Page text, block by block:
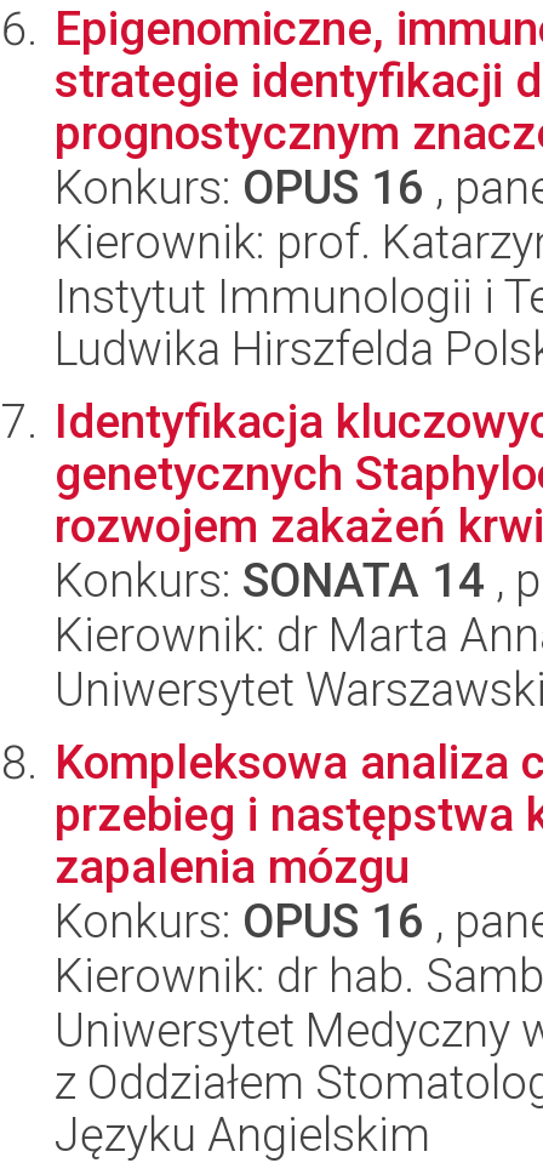
Epigenomiczne,
strategie identyfikacji
prognostycznym
Konkurs: OPUS 16 ,
Kierownik: prof.
Instytut Immunologii i
Ludwika Hirszfelda
Identyfikacja
genetycznych
rozwojem zakażeń
Konkurs: SONATA 14 ,
Kierownik: dr Marta
Uniwersytet
Kompleksowa analiza
przebieg i następstwa
zapalenia mózgu
Konkurs: OPUS 16 ,
Kierownik: dr hab.
Uniwersytet Medyczny
z Oddziałem
Języku Angielskim